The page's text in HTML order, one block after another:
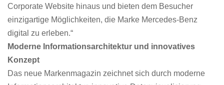
Corporate Website hinaus und bieten dem Besucher
einzigartige Möglichkeiten, die Marke Mercedes-Benz
digital zu erleben.“
Moderne Informationsarchitektur und innovatives
Konzept
Das neue Markenmagazin zeichnet sich durch moderne